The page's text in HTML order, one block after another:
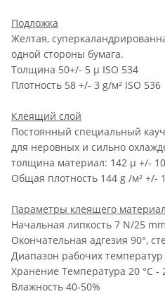
Подложка
Желтая,
одной стороны бумага.
Толщина 50+/- 5 µ ISO 534
Плотность 58 +/- 3 g/м² ISO 536
Клеящий слой
Постоянный специальный
для неровных и сильно
толщина материал: 142 µ +/-
Общая плотность 144 g /м² +/-
Параметры клеящего
Начальная липкость 7 N/25 mm
Окончательная адгезия 90°,
Диапазон рабочих температур
Хранение Температура 20 °C -
Влажность 40-50%